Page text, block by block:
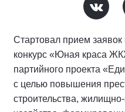
Стартовал прием заявок
конкурс «Юная краса
партийного проекта
с целью повышения
строительства,